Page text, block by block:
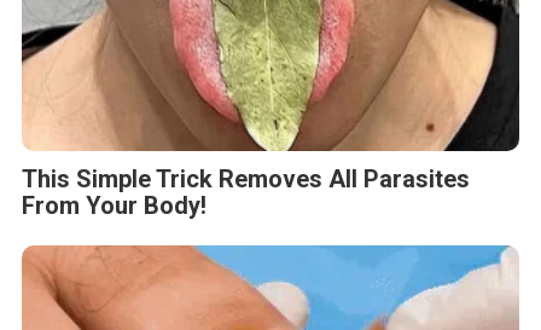
This Simple Trick Removes All Parasites
From Your Body!